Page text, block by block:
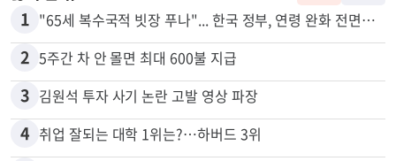
많이 본 뉴스
1
2 5주간 차 안 몰면 최대 600불 지급
3 김원석 투자 사기 논란 고발 영상 파장